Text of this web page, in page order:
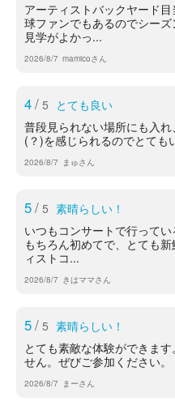
アーティストバックヤード
球ファンでもあるのでシー
見学がよかっ...
2026/8/7 mamicoさん
4/ 5 とても良い
普段見られない場所にも入
(？)を感じられるのでとても
2026/8/7 まゅさん
5/ 5 素晴らしい！
いつもコンサートで行って
もちろん初めてで、とても
ィストコ...
2026/8/7 きはママさん
5/ 5 素晴らしい！
とても素敵な体験ができま
せん。ぜびご参加ください。
2026/8/7 まーさん